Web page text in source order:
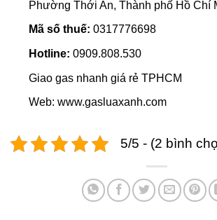
Phường Thới An, Thành phố Hồ Chí
Mã số thuế: 0317776698
Hotline: 0909.808.530
Giao gas nhanh giá rẻ TPHCM
Web: www.gasluaxanh.com
5/5 - (2 bình